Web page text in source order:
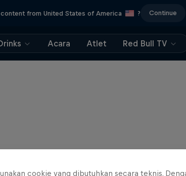
from United States of America ? Continue
Acara Atlet Red Bull TV
cookie yang dibutuhkan secara teknis.